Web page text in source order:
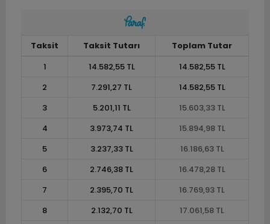
Taksit Taksit Tutarı
Toplam Tutar
1
14.582,55 TL
14.582,55 TL
2
7.291,27 TL
14.582,55 TL
3
5.201,11 TL
15.603,33 TL
4
3.973,74 TL
15.894,98 TL
5
3.237,33 TL
16.186,63 TL
6
2.746,38 TL
16.478,28 TL
7
2.395,70 TL
16.769,93 TL
8
2.132,70 TL
17.061,58 TL